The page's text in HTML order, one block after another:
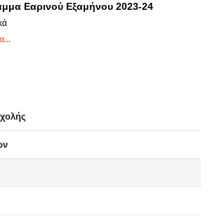
Εαρινού Εξαμήνου 2023-24